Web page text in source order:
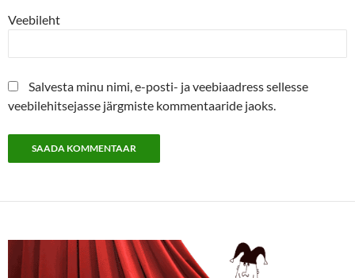
Veebileht
Salvesta minu nimi, e-posti- ja veebiaadress sellesse
veebilehitsejasse järgmiste kommentaaride jaoks.